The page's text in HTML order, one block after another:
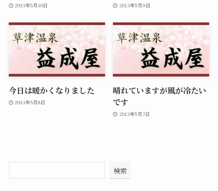
2013年5月10日 2013年5月9日
今日は暖かくなりました
2013年5月8日
晴れていますが風が冷たい
です
2013年5月7日
検索